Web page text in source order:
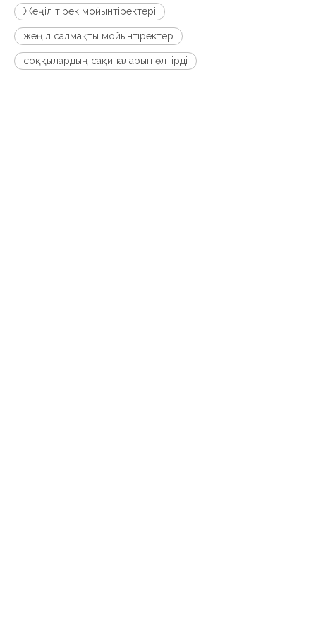
Жеңіл тірек мойынтіректері
жеңіл салмақты мойынтіректер
соққылардың сақиналарын өлтірді